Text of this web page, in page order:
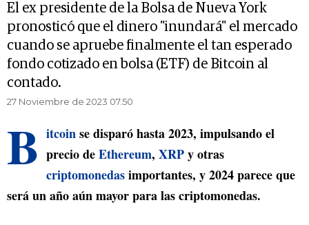
El ex presidente de la Bolsa de Nueva York
pronosticó que el dinero "inundará" el mercado
cuando se apruebe finalmente el tan esperado
fondo cotizado en bolsa (ETF) de Bitcoin al
contado.
27 Noviembre de 2023 07.50
B itcoinse disparó hasta 2023, impulsando el
precio deEthereum, XRPy otras
criptomonedasimportantes, y 2024 parece que
será un año aún mayor para las criptomonedas.